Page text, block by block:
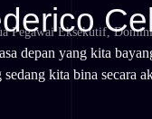
Pegawai Eksekutif,
depan yang kita
sedang kita bina secara